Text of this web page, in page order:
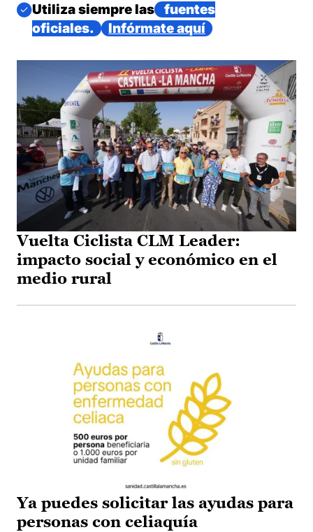
Imagen
Utiliza siempre las
fuentes
oficiales.
Infórmate aquí
Vuelta Ciclista CLM Leader:
impacto social y económico en el
medio rural
Ya puedes solicitar las ayudas para
personas con celiaquía